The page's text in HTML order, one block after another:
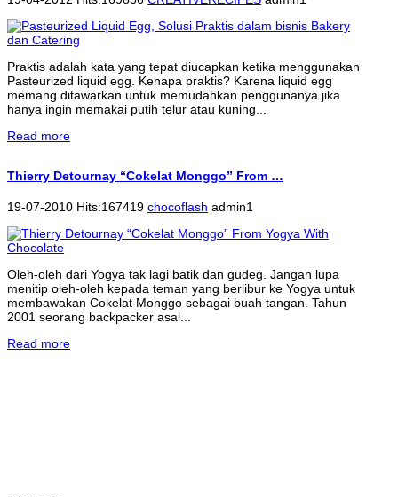
Praktis adalah kata yang tepat diucapkan ketika menggunakan
Pasteurized liquid egg. Kenapa praktis? Karena liquid egg
memang ditawarkan untuk memudahkan penggunanya jika
hanya ingin memakai putih telur atau kuning...
Read more
Thierry Detournay “Cokelat Monggo” From …
19-07-2010 Hits:167419 chocoflash admin1
Oleh-oleh dari Yogya tak lagi batik dan gudeg. Jangan lupa
menitip oleh-oleh kepada teman yang berlibur ke Yogya untuk
membawakan Cokelat Monggo sebagai buah tangan. Tahun
2001 seorang backpacker asal...
Read more